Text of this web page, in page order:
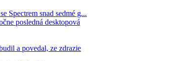
Spectrem snad sedmé g...
posledná desktopová
a povedal, ze zdrazie